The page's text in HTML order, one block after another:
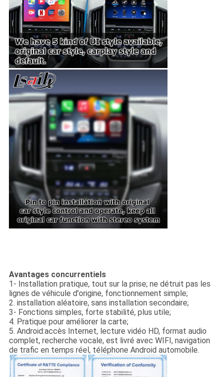
Avantages concurrentiels
1- Installation pratique, tout sur la prise; ne détruit pas les
lignes de véhicule d'origine, fonctionnement simple;
2. installation aléatoire, sans installation secondaire;
3- Fonctions simples, forte stabilité, plus utile;
4. Pratique pour améliorer la carte;
5. Android:accès Internet, lecture vidéo HD, format audio
complet, recherche vocale, est livré avec WIFI, navigation
de trafic en temps réel, téléphone Android automobile.